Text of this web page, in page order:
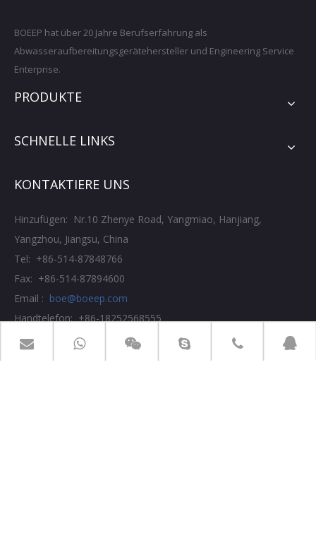
BOEEP hat über 20 Jahre Berufserfahrung als
Abwasseraufbereitungsgerätehersteller und Engineering Service
Enterprise.
PRODUKTE
SCHNELLE LINKS
KONTAKTIERE UNS
Hinzufügen: Nr.10 Zhenye Road, Yangmiao, Hanjiang,
Yangzhou, Jiangsu, China
Tel: +86-514-87848766
Fax: +86-514-87894600
Email : boe@boeep.com
Handtelefon: +86-18252568555
QQ: 31609749
Skype/Wechat/WhatsApp: +86-18252568555